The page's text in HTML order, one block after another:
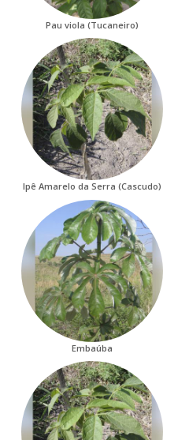
Pau viola (Tucaneiro)
Ipê Amarelo da Serra (Cascudo)
Embaúba